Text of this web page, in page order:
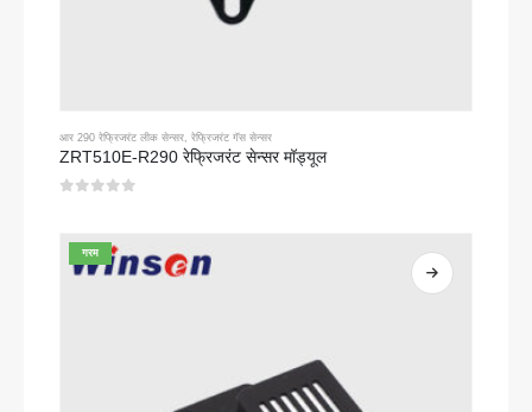
आर 290 रेफ्रिजरंट लीक सेन्सर, रेफ्रिजरंट गॅस सेन्सर
ZRT510E-R290 रेफ्रिजरंट सेन्सर मॉड्यूल
गरम